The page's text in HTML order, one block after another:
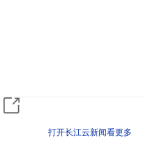
打开长江云新闻看更多